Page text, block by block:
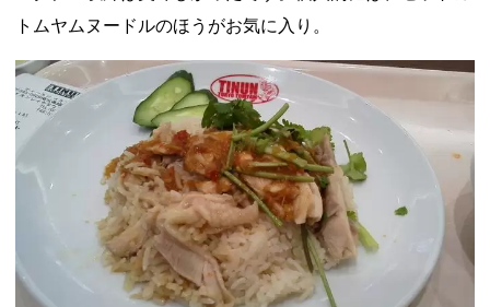
トムヤムヌードルのほうがお気に入り。